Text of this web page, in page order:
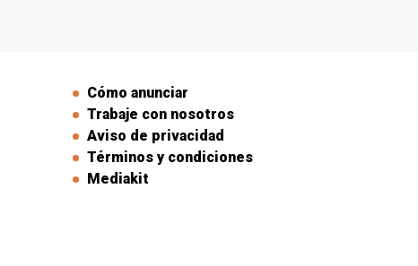
Cómo anunciar
Trabaje con nosotros
Aviso de privacidad
Términos y condiciones
Mediakit